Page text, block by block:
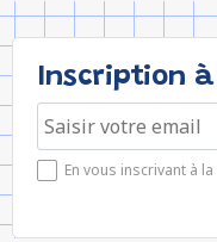
Inscription
En vous inscrivant à